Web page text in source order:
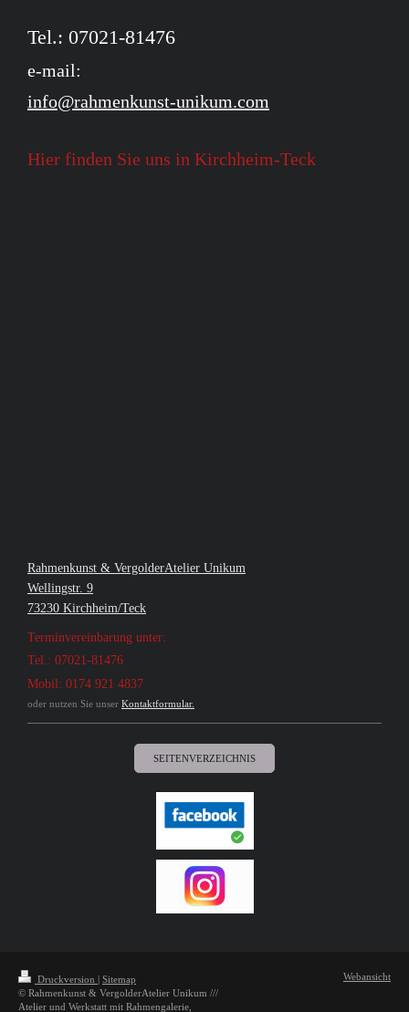
Tel.: 07021-81476
e-mail:
info@rahmenkunst-unikum.com
Hier finden Sie uns in Kirchheim-Teck
Rahmenkunst & VergolderAtelier Unikum
Wellingstr. 9
73230 Kirchheim/Teck
Terminvereinbarung unter:
Tel.: 07021-81476
Mobil: 0174 921 4837
oder nutzen Sie unser Kontaktformular.
SEITENVERZEICHNIS
Druckversion | Sitemap
© Rahmenkunst & VergolderAtelier Unikum ///
Atelier und Werkstatt mit Rahmengalerie,
Webansicht